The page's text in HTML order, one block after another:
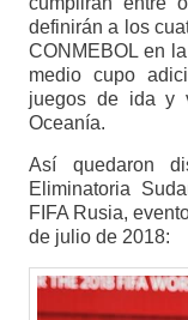
definirán a los
CONMEBOL en
medio cupo
juegos de ida y
Oceanía.
Así quedaron
Eliminatoria
FIFA Rusia,
de julio de 2018: